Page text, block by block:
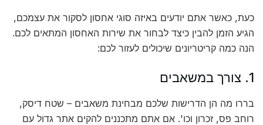
כעת, כאשר אתם יודעים באיזה סוגי אחסון לסקור את עצמכם,
הגיע הזמן להבין כיצד לבחור את שירות האחסון המתאים לכם.
הנה כמה קריטריונים שיכולים לעזור לכם:
1. צורך במשאבים
בררו מה הן הדרישות שלכם מבחינת משאבים – שטח דיסק,
רוחב פס, זכרון וכו'. אם אתם מתכננים להקים אתר גדול עם